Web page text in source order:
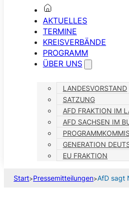
AKTUELLES
TERMINE
KREISVERBÄNDE
PROGRAMM
ÜBER UNS
LANDESVORSTAND
SATZUNG
AFD FRAKTION IM
AFD SACHSEN IM
GENERATION
EU FRAKTION
Start>Pressemitteilungen>AfD sagt